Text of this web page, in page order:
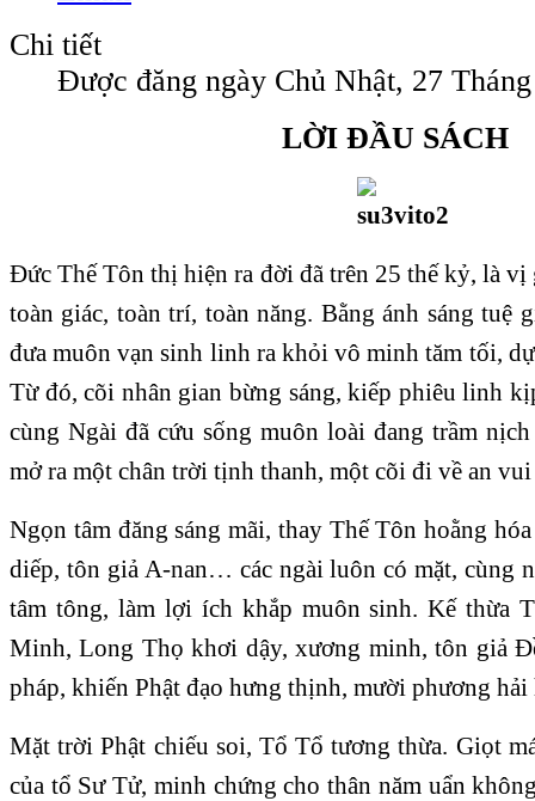
Chi tiết
Được đăng ngày Chủ Nhật, 27
LỜI ĐẦU SÁCH
Đức Thế Tôn thị hiện ra đời đã trên 25 thế kỷ, là vị
toàn giác, toàn trí, toàn năng. Bằng ánh sáng tuệ
đưa muôn vạn sinh linh ra khỏi vô minh tăm tối,
Từ đó, cõi nhân gian bừng sáng, kiếp phiêu linh
cùng Ngài đã cứu sống muôn loài đang trầm
mở ra một chân trời tịnh thanh, một cõi đi về an
Ngọn tâm đăng sáng mãi, thay Thế Tôn hoằng
diếp, tôn giả A-nan… các ngài luôn có mặt, cùng
tâm tông, làm lợi ích khắp muôn sinh. Kế thừa
Minh, Long Thọ khơi dậy, xương minh, tôn giả
pháp, khiến Phật đạo hưng thịnh, mười phương
Mặt trời Phật chiếu soi, Tổ Tổ tương thừa. Giọt
của tổ Sư Tử, minh chứng cho thân năm uẩn